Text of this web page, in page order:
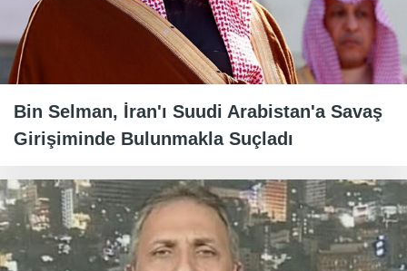
Bin Selman, İran'ı Suudi Arabistan'a Savaş
Girişiminde Bulunmakla Suçladı